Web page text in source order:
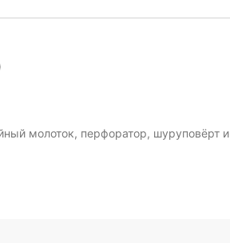
молоток, перфоратор, шуруповёрт и